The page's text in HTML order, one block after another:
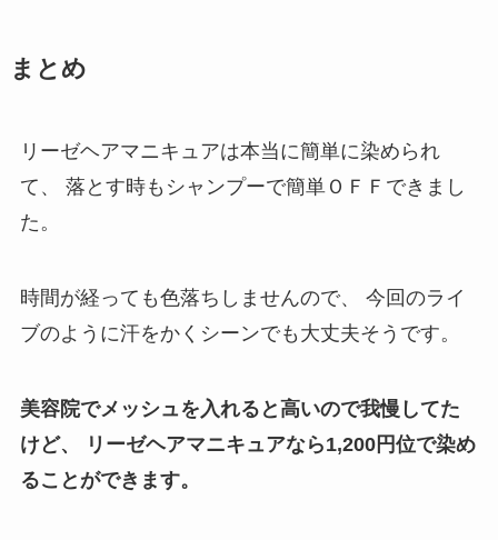
まとめ
リーゼヘアマニキュアは本当に簡単に染められ
て、
落とす時もシャンプーで簡単ＯＦＦできまし
た。
時間が経っても色落ちしませんので、
今回のライ
ブのように汗をかくシーンでも大丈夫そうです。
美容院でメッシュを入れると高いので我慢してた
けど、
リーゼヘアマニキュアなら1,200円位で染め
ることができます。